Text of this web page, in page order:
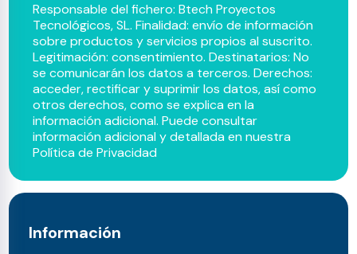
Responsable del fichero: Btech Proyectos
Tecnológicos, SL. Finalidad: envío de información
sobre productos y servicios propios al suscrito.
Legitimación: consentimiento. Destinatarios: No
se comunicarán los datos a terceros. Derechos:
acceder, rectificar y suprimir los datos, así como
otros derechos, como se explica en la
información adicional. Puede consultar
información adicional y detallada en nuestra
Política de Privacidad
Información